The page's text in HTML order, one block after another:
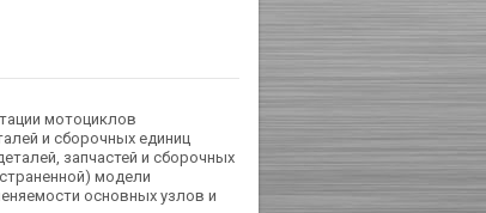
мотоциклов
и сборочных единиц
запчастей и сборочных
модели
основных узлов и